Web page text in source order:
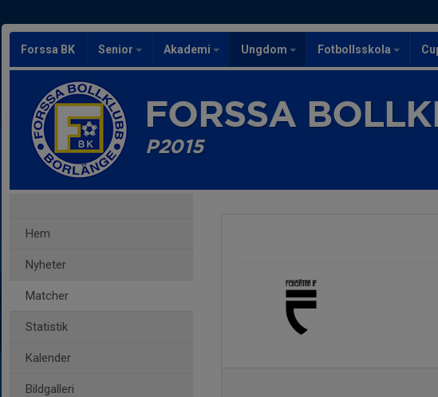
Forssa BK Senior Akademi Ungdom Fotbollsskola
FORSSA
P2015
Hem
Nyheter
Matcher
Statistik
Kalender
Bildgalleri